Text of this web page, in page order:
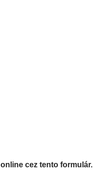
online cez tento formulár.